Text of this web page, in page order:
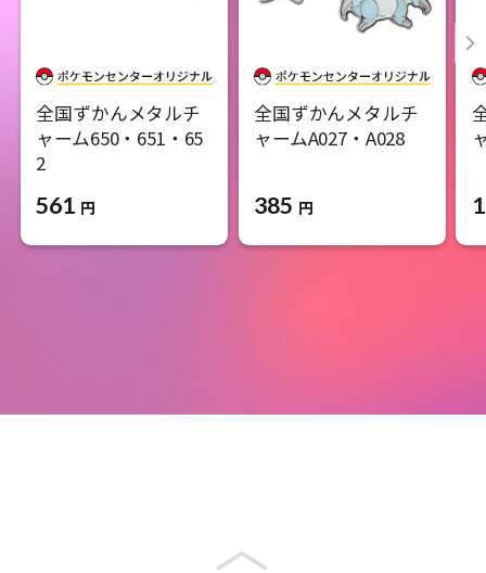
全国ずかんメタルチ
ャーム650・651・65
2
561 円
全国ずかんメタルチ
ャームA027・A028
385 円